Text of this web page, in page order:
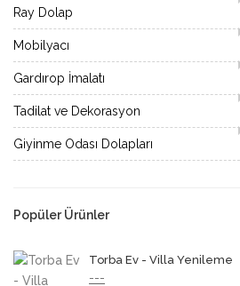
Ray Dolap
Mobilyacı
Gardırop İmalatı
Tadilat ve Dekorasyon
Giyinme Odası Dolapları
Popüler Ürünler
Torba Ev - Villa Yenileme
---